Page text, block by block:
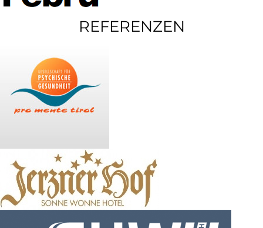
REFERENZEN